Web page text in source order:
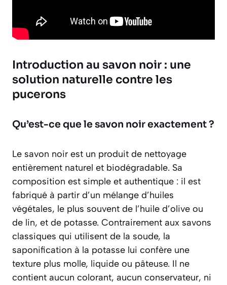
Introduction au savon noir : une
solution naturelle contre les
pucerons
Qu’est-ce que le savon noir exactement ?
Le savon noir est un produit de nettoyage
entièrement naturel et biodégradable. Sa
composition est simple et authentique : il est
fabriqué à partir d’un mélange d’huiles
végétales, le plus souvent de l’huile d’olive ou
de lin, et de potasse. Contrairement aux savons
classiques qui utilisent de la soude, la
saponification à la potasse lui confère une
texture plus molle, liquide ou pâteuse. Il ne
contient aucun colorant, aucun conservateur, ni